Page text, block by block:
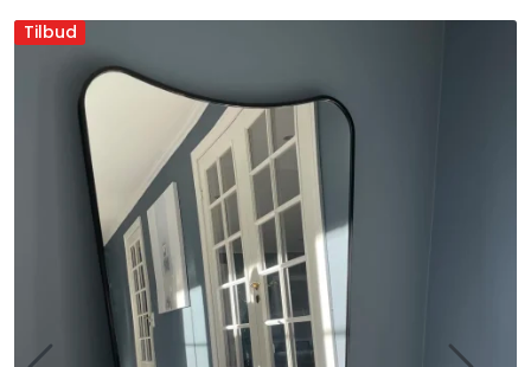
Tilbud
Tilbehør til innramming
Innrammede bilder
Canvas
Glass art